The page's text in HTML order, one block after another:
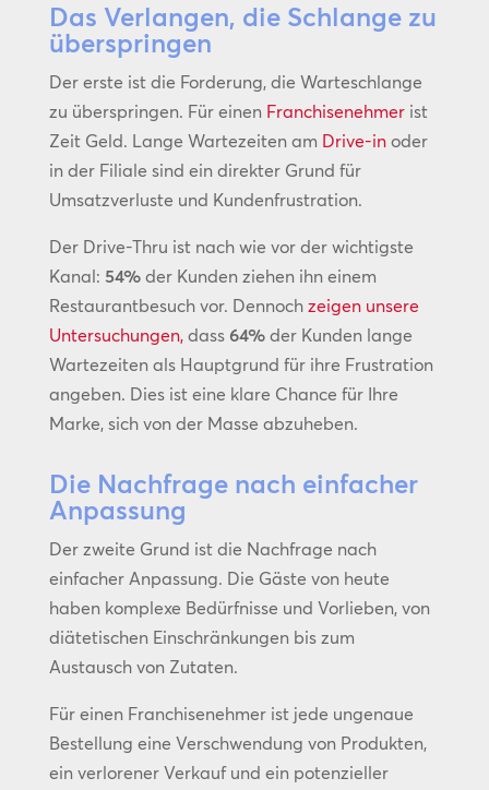
Das Verlangen, die Schlange zu
überspringen
Der erste ist die Forderung, die Warteschlange
zu überspringen. Für einen Franchisenehmerist
Zeit Geld. Lange Wartezeiten am Drive-inoder
in der Filiale sind ein direkter Grund für
Umsatzverluste und Kundenfrustration.
Der Drive-Thru ist nach wie vor der wichtigste
Kanal: 54%der Kunden ziehen ihn einem
Restaurantbesuch vor. Dennoch zeigen unsere
Untersuchungen,dass 64%der Kunden lange
Wartezeiten als Hauptgrund für ihre Frustration
angeben. Dies ist eine klare Chance für Ihre
Marke, sich von der Masse abzuheben.
Die Nachfrage nach einfacher
Anpassung
Der zweite Grund ist die Nachfrage nach
einfacher Anpassung. Die Gäste von heute
haben komplexe Bedürfnisse und Vorlieben, von
diätetischen Einschränkungen bis zum
Austausch von Zutaten.
Für einen Franchisenehmer ist jede ungenaue
Bestellung eine Verschwendung von Produkten,
ein verlorener Verkauf und ein potenzieller